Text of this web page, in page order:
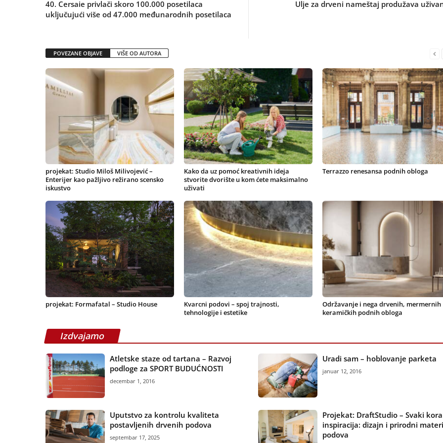
40. Cersaie privlači skoro 100.000 posetilaca
uključujući više od 47.000 međunarodnih posetilaca
Ulje za drveni nameštaj produžava
POVEZANE OBJAVE VIŠE OD AUTORA
projekat: Studio Miloš Milivojević –
Enterijer kao pažljivo režirano scensko
iskustvo
Kako da uz pomoć kreativnih ideja
stvorite dvorište u kom ćete maksimalno
uživati
Terrazzo renesansa podnih obloga
projekat: Formafatal – Studio House
Kvarcni podovi – spoj trajnosti,
tehnologije i estetike
Održavanje i nega drvenih, mermernih
keramičkih podnih obloga
Izdvajamo
Atletske staze od tartana – Razvoj
podloge za SPORT BUDUĆNOSTI
decembar 1, 2016
Uradi sam – hoblovanje parketa
januar 12, 2016
Uputstvo za kontrolu kvaliteta
postavljenih drvenih podova
septembar 17, 2025
Projekat: DraftStudio – Svaki
inspiracija: dizajn i prirodni
podova